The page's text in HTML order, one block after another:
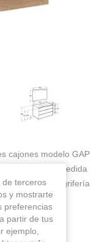
cajones modelo GAP
nogal medida
No incluye grifería
de terceros
y mostrarte
preferencias
partir de tus
ejemplo,